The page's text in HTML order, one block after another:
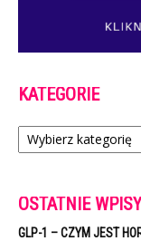
KATEGORIE
Kategorie
OSTATNIE WPISY
GLP-1 – CZYM JEST